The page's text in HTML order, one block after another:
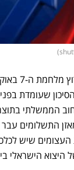
במשך
שעומדת
התשלומים
העצומים שיש
היצוא הישראלי